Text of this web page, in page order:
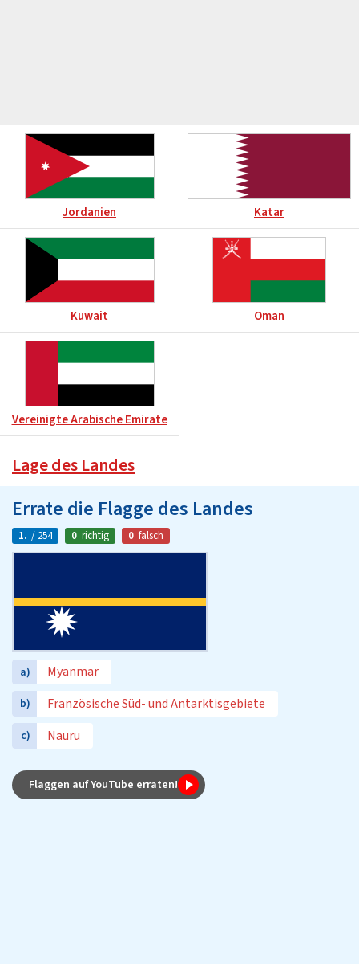
Jordanien Katar
Kuwait Oman
Vereinigte Arabische Emirate
Lage des Landes
Errate die Flagge des Landes
1. / 254 0 richtig 0 falsch
a) Myanmar
b) Französische Süd- und Antarktisgebiete
c) Nauru
Flaggen auf YouTube erraten!